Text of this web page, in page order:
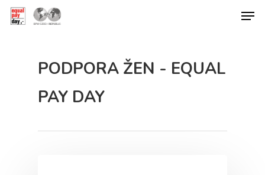
Hit enter to search or ESC to close
PODPORA ŽEN - EQUAL
PAY DAY